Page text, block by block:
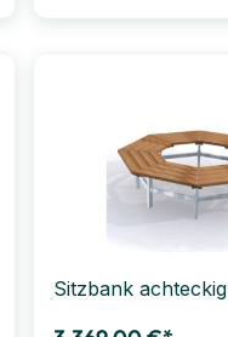
Sitzbank achteckig